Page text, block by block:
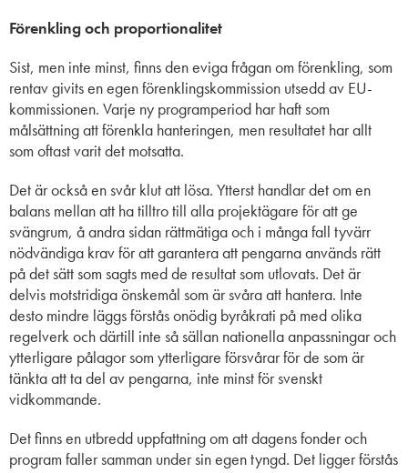
Förenkling och proportionalitet
Sist, men inte minst, finns den eviga frågan om förenkling, som
rentav givits en egen förenklingskommission utsedd av EU-
kommissionen. Varje ny programperiod har haft som
målsättning att förenkla hanteringen, men resultatet har allt
som oftast varit det motsatta.
Det är också en svår klut att lösa. Ytterst handlar det om en
balans mellan att ha tilltro till alla projektägare för att ge
svängrum, å andra sidan rättmätiga och i många fall tyvärr
nödvändiga krav för att garantera att pengarna används rätt
på det sätt som sagts med de resultat som utlovats. Det är
delvis motstridiga önskemål som är svåra att hantera. Inte
desto mindre läggs förstås onödig byråkrati på med olika
regelverk och därtill inte så sällan nationella anpassningar och
ytterligare pålagor som ytterligare försvårar för de som är
tänkta att ta del av pengarna, inte minst för svenskt
vidkommande.
Det finns en utbredd uppfattning om att dagens fonder och
program faller samman under sin egen tyngd. Det ligger förstås